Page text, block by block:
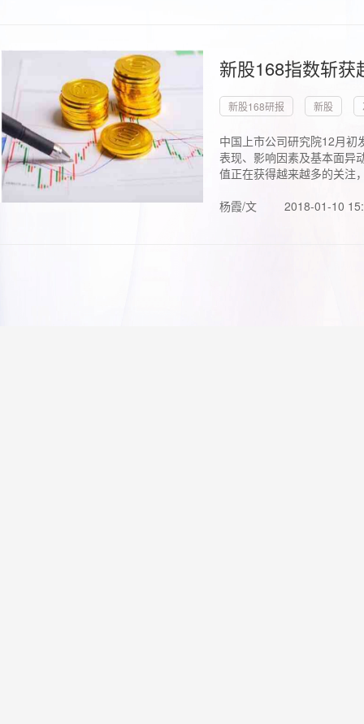
新股168指数斩
新股168研报 新股
中国上市公司研究院12月初
表现、影响因素及基本面异
值正在获得越来越多的关注
杨霞/文
2018-01-10